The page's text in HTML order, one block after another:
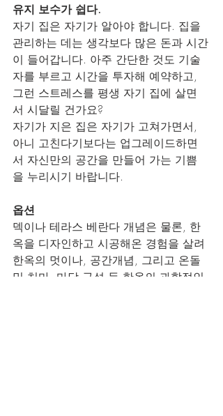
유지 보수가 쉽다.
자기 집은 자기가 알아야 합니다. 집을
관리하는 데는 생각보다 많은 돈과 시간
이 들어갑니다. 아주 간단한 것도 기술
자를 부르고 시간을 투자해 예약하고,
그런 스트레스를 평생 자기 집에 살면
서 시달릴 건가요?
자기가 지은 집은 자기가 고쳐가면서,
아니 고친다기보다는 업그레이드하면
서 자신만의 공간을 만들어 가는 기쁨
을 누리시기 바랍니다.
옵션
덱이나 테라스 베란다 개념은 물론, 한
옥을 디자인하고 시공해온 경험을 살려
한옥의 멋이나, 공간개념, 그리고 온돌
및 처마, 마당 구성 등 한옥의 과학적인